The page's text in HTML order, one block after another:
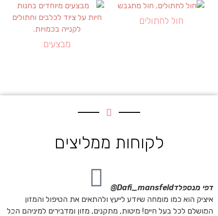
חול לחתולים
מבצעים
לקוחות ממליצים
דפי מנספלדDafi_mansfeld@
איציק הוא כמו מומחה שיודע לייעץ ולהתאים את הטיפול והמזון
המושלם לכל בעל חיים! מיטות, מתקנים, מזון ומדבירים למיניהם הכל